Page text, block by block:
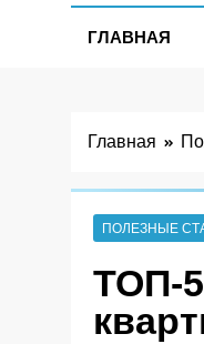
ГЛАВНАЯ
Главная
ПОЛЕЗНЫЕ
ТОП-